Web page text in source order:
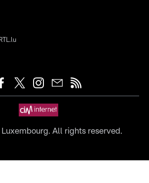
All rights reserved.